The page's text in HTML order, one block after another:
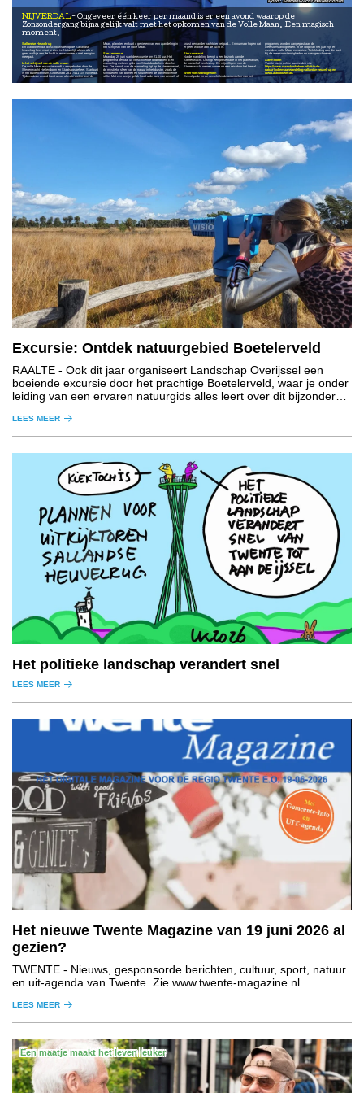
NIJVERDAL
Zonsondergang bijna gelijk valt met het opkomen van de Volle Maan. Een magisch
moment.
Sallandse Heuvelrug
En wat boffen dat dit schouwspel op de Sallandse
heuvelrug heel mooi te zien is. Natuurlijk alleen als er
geen wolkje aan de lucht is en wanneer u met een gids
meegaat.
In het schijnsel van de volle maan
De volle Maan excursie wordt u aangeboden door de
Sterrenwacht Hellendoorn en Staatsbosbeheer. Startpunt
is het buitencentrum, Grotestraat 281, 7441 GS Nijverdal.
Tijdens deze avond komt u van alles te weten over de
Maan, planeten en kunt u genieten van een wandeling in
het schijnsel van de volle Maan.
Sterrenhemel
Maandag 29 juni start de excursie om 21.00 uur. Het
programma bestaat uit verschillende onderdelen. Een
wandeling met een gids van Staatsbosbeheer door het
bos. De nadruk van de wandeling ligt op de sterrenhemel,
de mystieke sfeer van de natuur in het duister, zoals de
silhouetten van bomen en struiken en de oorverdovende
stilte. Met een beetje geluk hoort u de roep van een uil, of
kruist een ander nachtdier het pad... En nu maar hopen dat
er geen wolkje aan de lucht is.
Sterrenwacht
Na de wandeling brengt u een bezoek aan de
Sterrenwacht. U krijgt een presentatie in het planetarium,
de koepel of een lezing. De vrijwilligers van de
Sterrenwacht nemen u mee op een reis door het heelal.
Weersomstandigheden
De volgorde en de verschillende onderdelen van het
programma worden aangepast aan de
weersomstandigheden. In de loop van het jaar zijn er
meerdere volle Maan excursies. Trek kleding aan die past
bij de weersomstandigheden en stevige schoenen.
Aanmelden
Van te voren online aanmelden via:
https://www.staatsbosbeheer.nl/uit-in-de-
natuur/vollemaanwandeling-sallandse-heuvelrugen
www.autobouwman.
Excursie: Ontdek natuurgebied Boetelerveld
RAALTE - Ook dit jaar organiseert Landschap Overijssel een
boeiende excursie door het prachtige Boetelerveld, waar je onder
leiding van een ervaren natuurgids alles leert over dit bijzondere
LEES MEER
Het politieke landschap verandert snel
LEES MEER
Het nieuwe Twente Magazine van 19 juni 2026 al
gezien?
TWENTE - Nieuws, gesponsorde berichten, cultuur, sport, natuur
en uit-agenda van Twente. Zie www.twente-magazine.nl
LEES MEER
Een maatje maakt het leven leuker